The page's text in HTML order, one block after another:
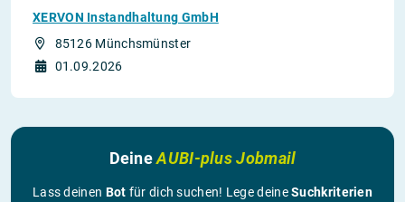
XERVON Instandhaltung GmbH
85126 Münchsmünster
01.09.2026
DeineAUBI-plus Jobmail
Lass deinen Bot für dich suchen! Lege deineSuchkriterien